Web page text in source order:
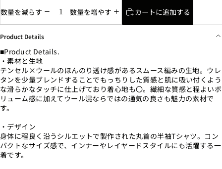
数量を減らす 数量を増やす カートに追加する
Product Details
■Product Details.
・素材と生地
テンセル×ウールのほんのり透け感があるスムース編みの生地。ウレ
タンを少量ブレンドすることでもっちりした質感と肌に吸い付くよう
な滑らかなタッチに仕上げており着心地も〇。繊細な質感と程よいボ
リューム感に加えてウール混ならではの通気の良さも魅力の素材で
す。
・デザイン
身体に程良く沿うシルエットで製作された丸首の半袖Tシャツ。コン
パクトなサイズ感で、インナーやレイヤードスタイルにも活躍する一
着です。